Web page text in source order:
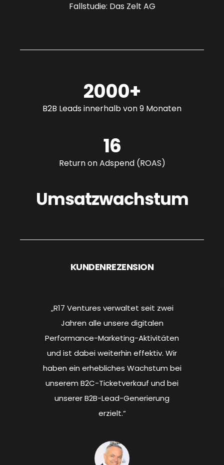
Fallstudie: Das Zelt AG
2000+
B2B Leads innerhalb von 9 Monaten
16
Return on Adspend (ROAS)
Umsatzwachstum
KUNDENREZENSION
„R17 Ventures verwaltet seit zwei
Jahren alle unsere digitalen
Performance-Marketing-Aktivitäten
und ist dabei weiterhin effektiv. Wir
haben ein erhebliches Wachstum bei
unserem B2C-Ticketverkauf und bei
unserer B2B-Lead-Generierung
erzielt.“